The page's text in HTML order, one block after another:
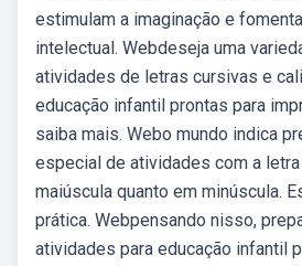
estimulam a imaginação e
intelectual. Webdeseja uma
atividades de letras cursivas e
educação infantil prontas para
saiba mais. Webo mundo indica
especial de atividades com a
maiúscula quanto em minúscula.
prática. Webpensando nisso,
atividades para educação infantil